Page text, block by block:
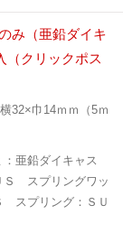
み（亜鉛ダイキ
（クリックポス
32×巾14ｍｍ（5ｍ
：亜鉛ダイキャス
Ｓ スプリングワッ
スプリング：ＳＵ